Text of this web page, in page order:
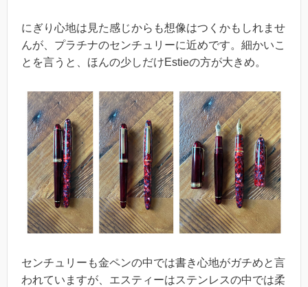
にぎり心地は見た感じからも想像はつくかもしれませ
んが、プラチナのセンチュリーに近めです。細かいこ
とを言うと、ほんの少しだけEstieの方が大きめ。
センチュリーも金ペンの中では書き心地がガチめと言
われていますが、エスティーはステンレスの中では柔